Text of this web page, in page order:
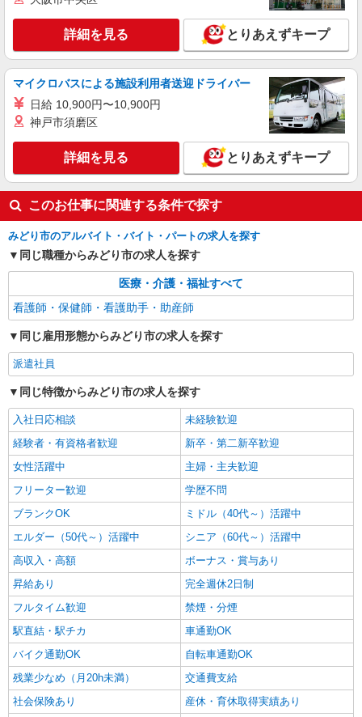
詳細を見る とりあえずキープ
マイクロバスによる施設利用者送迎ドライバー
日給 10,900円〜10,900円
神戸市須磨区
詳細を見る とりあえずキープ
このお仕事に関連する条件で探す
みどり市のアルバイト・バイト・パートの求人を探す
同じ職種からみどり市の求人を探す
医療・介護・福祉すべて
看護師・保健師・看護助手・助産師
同じ雇用形態からみどり市の求人を探す
派遣社員
同じ特徴からみどり市の求人を探す
入社日応相談
未経験歓迎
経験者・有資格者歓迎
新卒・第二新卒歓迎
女性活躍中
主婦・主夫歓迎
フリーター歓迎
学歴不問
ブランクOK
ミドル（40代～）活躍中
エルダー（50代～）活躍中
シニア（60代～）活躍中
高収入・高額
ボーナス・賞与あり
昇給あり
完全週休2日制
フルタイム歓迎
禁煙・分煙
駅直結・駅チカ
車通勤OK
バイク通勤OK
自転車通勤OK
残業少なめ（月20h未満）
交通費支給
社会保険あり
産休・育休取得実績あり